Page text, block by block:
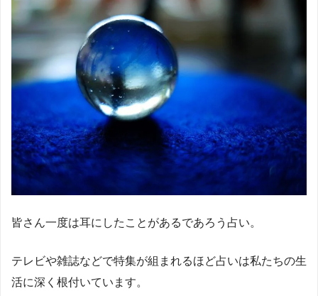
皆さん一度は耳にしたことがあるであろう占い。
テレビや雑誌などで特集が組まれるほど占いは私たちの生
活に深く根付いています。